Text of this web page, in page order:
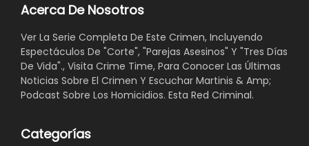
Acerca De Nosotros
Ver La Serie Completa De Este Crimen, Incluyendo
Espectáculos De "Corte", "Parejas Asesinos" Y "Tres Días
De Vida"., Visita Crime Time, Para Conocer Las Últimas
Noticias Sobre El Crimen Y Escuchar Martinis & Amp;
Podcast Sobre Los Homicidios. Esta Red Criminal.
Categorías